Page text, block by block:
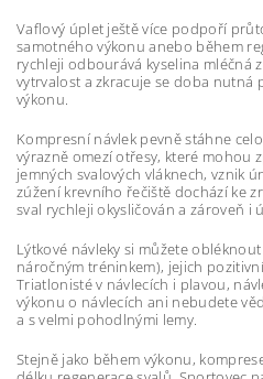
Vaflový úplet ještě více podpoří
samotného výkonu anebo během
rychleji odbourává kyselina mléčná
vytrvalost a zkracuje se doba
výkonu.
Kompresní návlek pevně stáhne
výrazně omezí otřesy, které mohou
jemných svalových vláknech, vznik
zúžení krevního řečiště dochází ke
sval rychleji okysličován a zároveň i
Lýtkové návleky si můžete
náročným tréninkem), jejich
Triatlonisté v návlecích i plavou,
výkonu o návlecích ani nebudete
a s velmi pohodlnými lemy.
Stejně jako během výkonu,